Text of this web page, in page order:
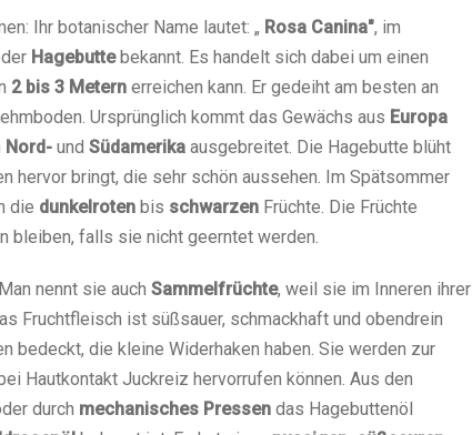
Ihr botanischer Name lautet: „ Rosa Canina", im
Hagebuttebekannt. Es handelt sich dabei um einen
2 bis 3 Metern erreichen kann. Er gedeiht am besten an
Ursprünglich kommt das Gewächs aus Europa
Nord- und Südamerika ausgebreitet. Die Hagebutte blüht
hervor bringt, die sehr schön aussehen. Im Spätsommer
die dunkelroten bis schwarzen Früchte. Die Früchte
bleiben, falls sie nicht geerntet werden.
nennt sie auch Sammelfrüchte, weil sie im Inneren ihrer
Fruchtfleisch ist süßsauer, schmackhaft und obendrein
bedeckt, die kleine Widerhaken haben. Sie werden zur
Hautkontakt Juckreiz hervorrufen können. Aus den
durch mechanisches Pressen das Hagebuttenöl